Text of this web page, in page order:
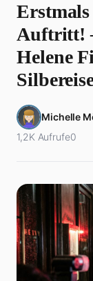
Erstmals
Auftritt!
Helene
Michelle
1,2K Aufrufe0